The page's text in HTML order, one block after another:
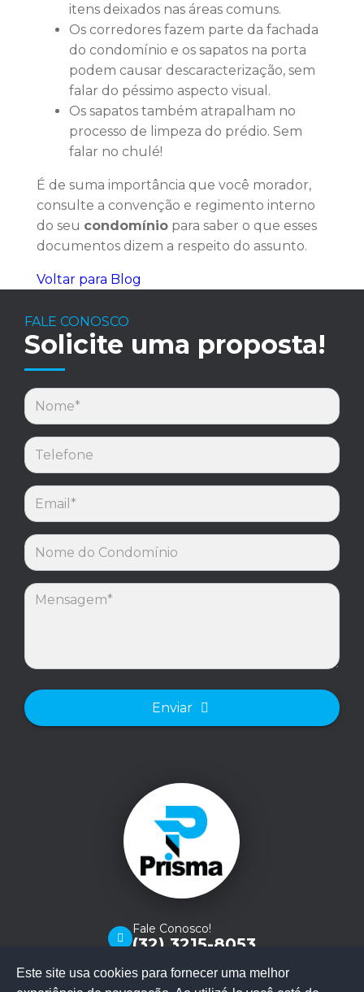
itens deixados nas áreas comuns.
Os corredores fazem parte da fachada
do condomínio e os sapatos na porta
podem causar descaracterização, sem
falar do péssimo aspecto visual.
Os sapatos também atrapalham no
processo de limpeza do prédio. Sem
falar no chulé!
É de suma importância que você morador,
consulte a convenção e regimento interno
do seu condomíniopara saber o que esses
documentos dizem a respeito do assunto.
Voltar para Blog
FALE CONOSCO
Solicite uma proposta!
Enviar
Fale Conosco!
(32) 3215-8053
Rua Halfeld, 735 - sala 101 - Centro, Juiz de
Este site usa cookies para fornecer uma melhor